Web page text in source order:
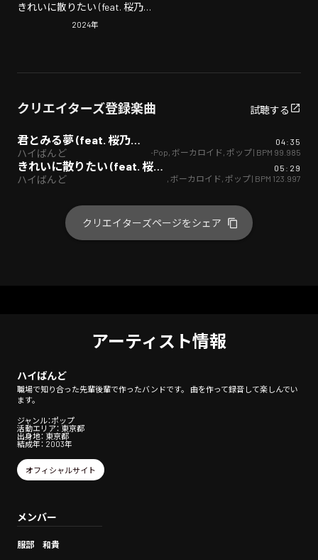
きれいに散りたい (feat. 桜乃そ
ら)
2024年
クリエイターズ登録楽曲 試聴する
君とみる夢 (feat. 桜乃そら)
ハイばんど
04:35
J-Pop ボーカロイド ポップ| BPM 99.985
きれいに散りたい (feat. 桜乃そら)
ハイばんど
05:29
ボーカロイド ポップ| BPM 123.997
クリエイターズページをシェア
アーティスト情報
ハイばんど
職場で知り合った先輩後輩で作ったバンドです。 曲を作って録音して楽しんでい
ます。
ジャンル：ポップ
活動エリア： 東京都
出身地： 東京都
結成年： 2003年
オフィシャルサイト
メンバー
服部 和貴